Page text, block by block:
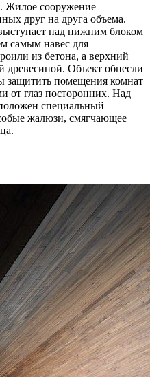
Жилое сооружение
друг на друга объема.
над нижним блоком
самым навес для
из бетона, а верхний
древесиной. Объект обнесли
защитить помещения комнат
от глаз посторонних. Над
специальный
жалюзи, смягчающее